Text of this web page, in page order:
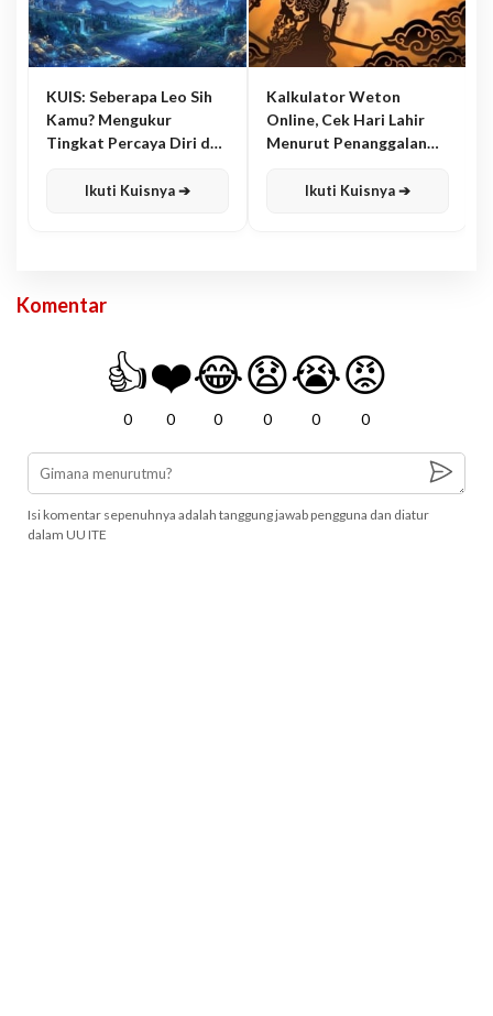
KUIS: Seberapa Leo Sih
Kamu? Mengukur
Tingkat Percaya Diri dan
Ikuti Kuisnya ➔
Kalkulator Weton
Online, Cek Hari Lahir
Menurut Penanggalan
Ikuti Kuisnya ➔
Komentar
👍
0
❤️
0
😂
0
😧
0
😭
0
😡
0
Isi komentar sepenuhnya adalah tanggung jawab pengguna dan diatur
dalam UU ITE